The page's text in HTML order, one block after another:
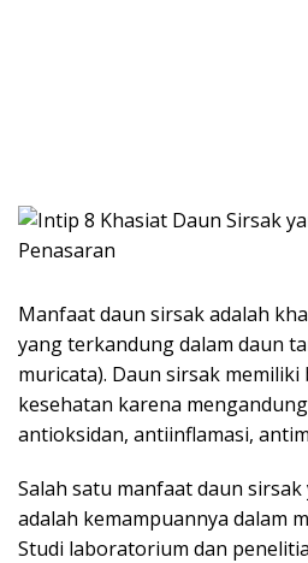
Manfaat daun sirsak adalah
yang terkandung dalam daun
muricata). Daun sirsak
kesehatan karena
antioksidan, antiinflamasi,
Salah satu manfaat daun
adalah kemampuannya dalam
Studi laboratorium dan